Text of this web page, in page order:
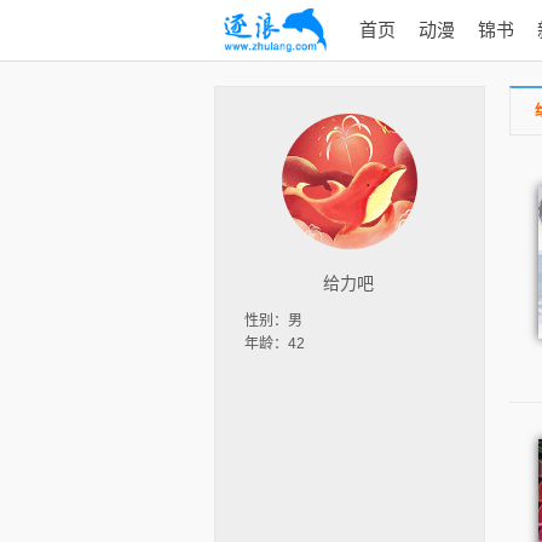
首页 动漫 锦书
给力吧
性别：男
年龄：42